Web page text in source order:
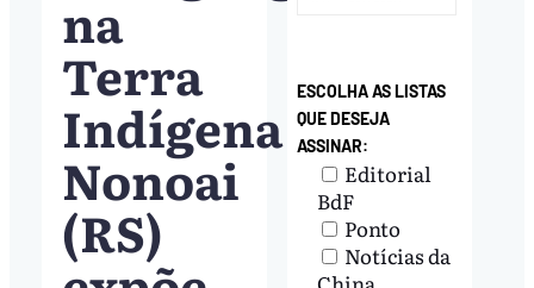
na
Terra
Indígena
Nonoai
(RS)
ESCOLHA AS LISTAS
QUE DESEJA
ASSINAR:
Editorial
BdF
Ponto
Notícias da